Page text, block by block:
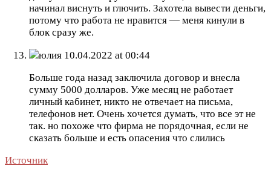
начинал виснуть и глючить. Захотела вывести деньги,
потому что работа не нравится — меня кинули в
блок сразу же.
юлия 10.04.2022 at 00:44
Больше года назад заключила договор и внесла
сумму 5000 долларов. Уже месяц не работает
личный кабинет, никто не отвечает на письма,
телефонов нет. Очень хочется думать, что все эт не
так. но похоже что фирма не порядочная, если не
сказать больше и есть опасения что слились
Источник